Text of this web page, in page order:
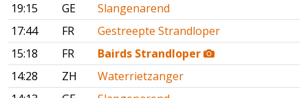
19:15
GE
Slangenarend
17:44
FR
Gestreepte Strandloper
15:18
FR
Bairds Strandloper
14:28
ZH
Waterrietzanger